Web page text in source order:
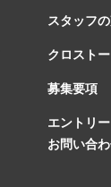
スタッフ
クロスト
募集要項
エントリ
お問い合